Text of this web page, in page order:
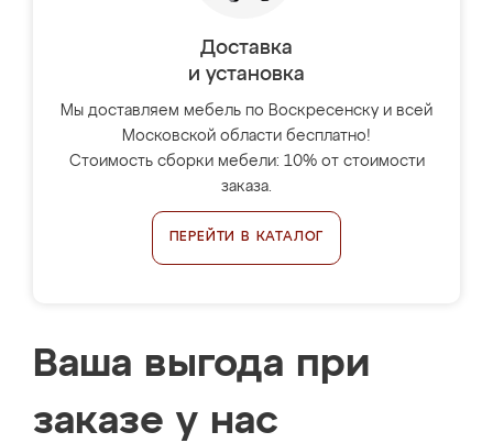
Доставка
и установка
Мы доставляем мебель по Воскресенску и всей
Московской области бесплатно!
Стоимость сборки мебели: 10% от стоимости
заказа.
ПЕРЕЙТИ В КАТАЛОГ
Ваша выгода при
заказе у нас